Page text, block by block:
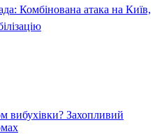
Комбінована атака на Київ,
вибухівки? Захопливий